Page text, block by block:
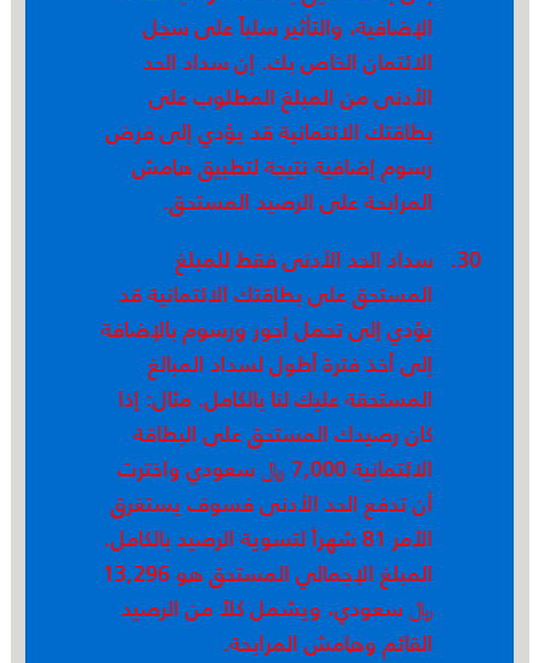
الإضافیة، والتأثیر سلباً على سجل
الائتمان الخاص بك. إن سداد الحد
الأدنى من المبلغ المطلوب على
بطاقتك الائتمانیة قد يؤدي إلى فرض
رسوم إضافیة نتیجة لتطبیق ھامش
المرابحة على الرصید المستحق.
سداد الحد الأدنى فقط للمبلغ
المستحق على بطاقتك الائتمانیة قد
يؤدي إلى تحمل أجور ورسوم بالإضافة
إلى أخذ فترة أطول لسداد المبالغ
المستحقة علیك لنا بالكامل. مثال: إذا
كان رصیدك المستحق على البطاقة
الائتمانیة 7,000 ﷼ سعودي واخترت
أن تدفع الحد الأدنى فسوف يستغرق
الأمر 81 شھراً لتسوية الرصید بالكامل.
المبلغ الإجمالي المستحق ھو 13,296
﷼ سعودي، ويشمل كلاً من الرصید
القائم وھامش المرابحة.